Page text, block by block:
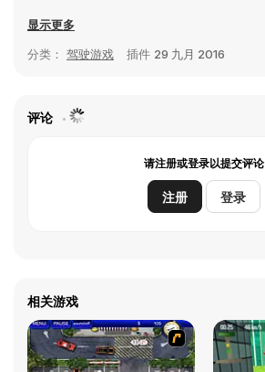
显示更多
分类： 驾驶游戏 插件 29 九月 2016
评论
请注册或登录以提交评论
注册 登录
相关游戏